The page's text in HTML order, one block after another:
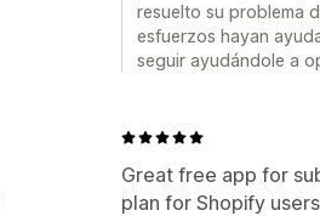
resuelto su problema
esfuerzos hayan
seguir ayudándole a
Great free app for
plan for Shopify